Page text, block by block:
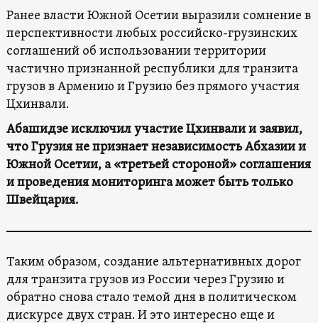
Ранее власти Южной Осетии выразили сомнение в
перспективности любых российско-грузинских
соглашений об использовании территории
частично признанной республики для транзита
грузов в Армению и Грузию без прямого участия
Цхинвали.
Абашидзе исключил участие Цхинвали и заявил,
что Грузия не признает независимость Абхазии и
Южной Осетии, а «третьей стороной» соглашения
и проведения мониторинга может быть только
Швейцария.
Таким образом, создание альтернативных дорог
для транзита грузов из России через Грузию и
обратно снова стало темой дня в политическом
дискурсе двух стран. И это интересно еще и